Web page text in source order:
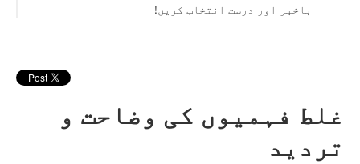
باخبر اور درست انتخاب کریں!
غلط فہمیوں کی وضاحت و
تردید